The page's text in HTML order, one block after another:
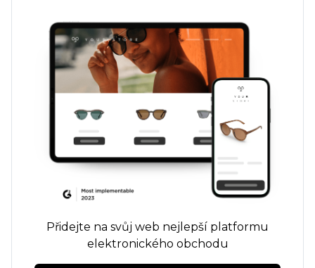
Přidejte na svůj web nejlepší platformu
elektronického obchodu